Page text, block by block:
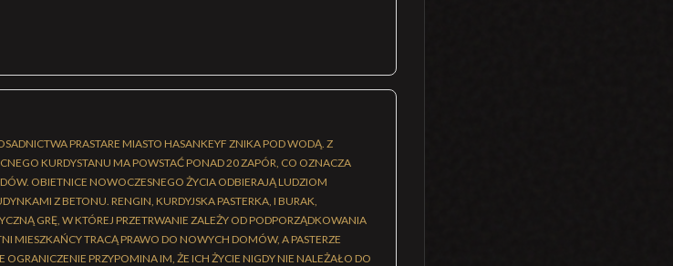
PRASTARE MIASTO HASANKEYF ZNIKA POD WODĄ. Z
KURDYSTANU MA POWSTAĆ PONAD 20 ZAPÓR, CO OZNACZA
OBIETNICE NOWOCZESNEGO ŻYCIA ODBIERAJĄ LUDZIOM
Z BETONU. RENGIN, KURDYJSKA PASTERKA, I BURAK,
GRĘ, W KTÓREJ PRZETRWANIE ZALEŻY OD PODPORZĄDKOWANIA
MIESZKAŃCY TRACĄ PRAWO DO NOWYCH DOMÓW, A PASTERZE
PRZYPOMINA IM, ŻE ICH ŻYCIE NIGDY NIE NALEŻAŁO DO